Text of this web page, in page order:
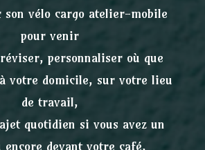
son vélo cargo atelier-mobile
pour venir
personnaliser où que
votre domicile, sur votre lieu
de travail,
quotidien si vous avez un
encore devant votre café,